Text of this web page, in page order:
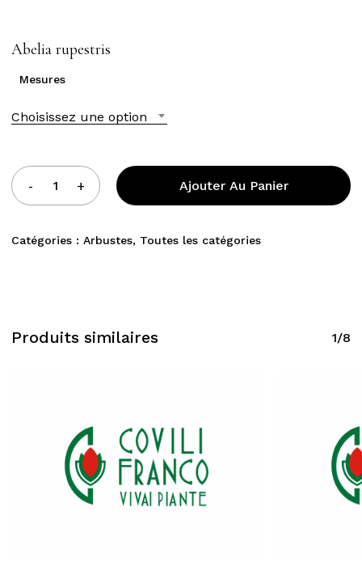
Abelia rupestris
Mesures
Choisissez une option
Ajouter Au Panier
Catégories : Arbustes, Toutes les catégories
Produits similaires 1/8